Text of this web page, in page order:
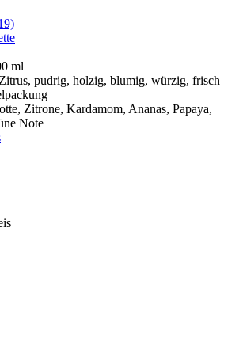
ml
pudrig, holzig, blumig, würzig, frisch
Zitrone, Kardamom, Ananas, Papaya,
Note